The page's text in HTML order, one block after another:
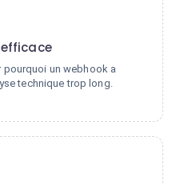
pourquoi un webhook a
technique trop long.